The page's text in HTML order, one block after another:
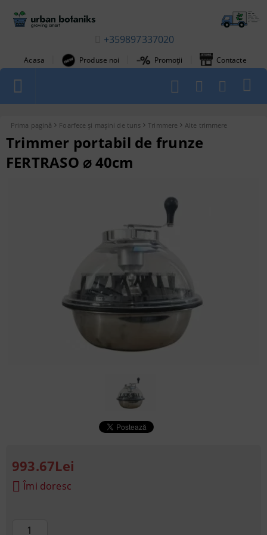
+359897337020
Acasa Produse noi Promoții Contacte
1
Prima pagină Foarfece și mașini de tuns Trimmere Alte trimmere
Trimmer portabil de frunze
FERTRASO ⌀ 40cm
993.67Lei
Îmi doresc